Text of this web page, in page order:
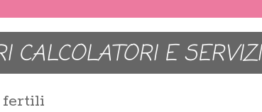
CALCOLATORI E SERVIZI
fertili